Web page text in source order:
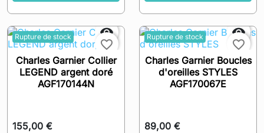
Rupture de stock

favorite_border
Charles Garnier Collier
LEGEND argent doré
AGF170144N
155,00 €
Rupture de stock

favorite_border
Charles Garnier Boucles
d'oreilles STYLES
AGF170067E
89,00 €